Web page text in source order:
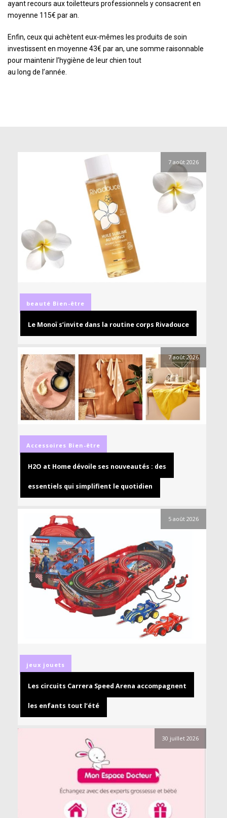
ayant recours aux toiletteurs professionnels y consacrent en
moyenne 115€ par an.
Enfin, ceux qui achètent eux-mêmes les produits de soin
investissent en moyenne 43€ par an, une somme raisonnable
pour maintenir l’hygiène de leur chien tout
au long de l’année.
7 août 2026
beauté Bien-être
Le Monoï s’invite dans la routine corps Rivadouce
7 août 2026
Accessoires Bien-être
H2O at Home dévoile ses nouveautés : des
essentiels qui simplifient le quotidien
5 août 2026
jeux jouets
Les circuits Carrera Speed Arena accompagnent
les enfants tout l’été
30 juillet 2026